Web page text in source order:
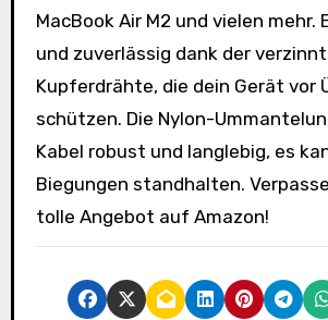
MacBook Air M2 und vielen mehr.
und zuverlässig dank der
Kupferdrähte, die dein Gerät vor
schützen. Die Nylon-
Kabel robust und langlebig, es
Biegungen standhalten.
tolle Angebot auf Amazon!